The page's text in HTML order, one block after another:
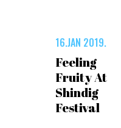
16.JAN 2019.
Feeling
Fruity At
Shindig
Festival